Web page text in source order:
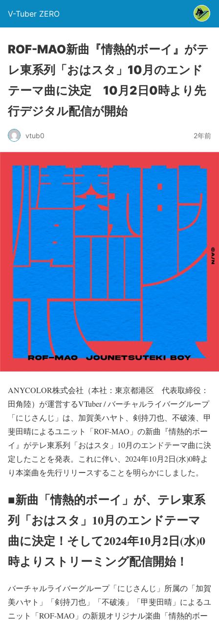
V-Tuber ZERO
ROF-MAO新曲『情熱的ボーイ』がテ
レ東系列「おはスタ」10月のエンド
テーマ曲に決定 10月2日0時より先
行デジタル配信が開始
vtub0 2年前
ANYCOLOR株式会社（本社：東京都港区 代表取締役：
田角陸）が運営するVTuber / バーチャルライバーグループ
「にじさんじ」は、加賀美ハヤト、剣持刀也、不破湊、甲
斐田晴によるユニット「ROF-MAO」の新曲『情熱的ボー
イ』がテレ東系列「おはスタ」10月のエンドテーマ曲に決
定したことを発表。これに伴い、2024年10月2日(水)0時よ
り本楽曲を先行リリースすることを明らかにしました。
■新曲「情熱的ボーイ」が、テレ東系
列「おはスタ」10月のエンドテーマ
曲に決定！そして2024年10月2日(水)0
時よりストリーミング配信開始！
バーチャルライバーグループ「にじさんじ」所属の「加賀
美ハヤト」「剣持刀也」「不破湊」「甲斐田晴」によるユ
ニット「ROF-MAO」の新規オリジナル楽曲「情熱的ボー